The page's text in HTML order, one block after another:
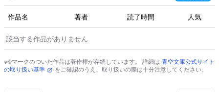
作品名 著者 読了時間 人気
該当する作品がありません
※©マークのついた作品は著作権が存続しています。 詳細は 青空文庫公式サイト
の取り扱い基準
をご確認のうえ、取り扱いの際は十分注意してください。